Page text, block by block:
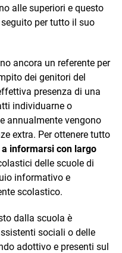
alle superiori e questo
per tutto il suo
ancora un referente per
dei genitori del
presenza di una
individuarne o
annualmente vengono
extra. Per ottenere tutto
informarsi con largo
delle scuole di
informativo e
scolastico.
dalla scuola è
sociali o delle
adottivo e presenti sul